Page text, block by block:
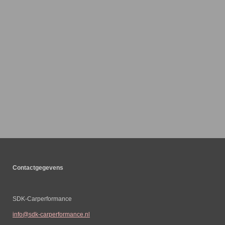
Contactgegevens
SDK-Carperformance
info@sdk-carperformance.nl